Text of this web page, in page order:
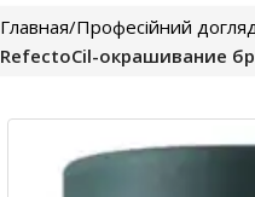
Главная Професійний
RefectoCil-окрашивание